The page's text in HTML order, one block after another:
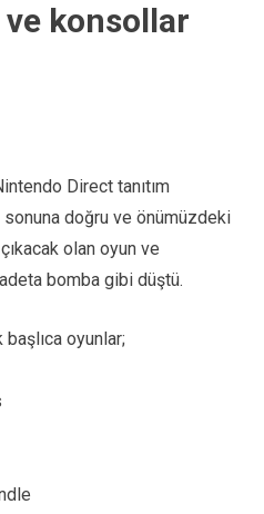
ve konsollar
Direct tanıtım
doğru ve önümüzdeki
olan oyun ve
bomba gibi düştü.
oyunlar;